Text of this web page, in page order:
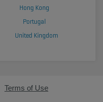
Hong Kong
Portugal
United Kingdom
Terms of Use